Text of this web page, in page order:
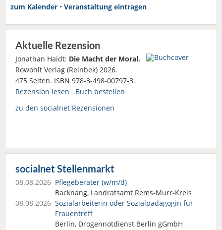
zum Kalender • Veranstaltung eintragen
Aktuelle Rezension
Jonathan Haidt: Die Macht der Moral.
Rowohlt Verlag (Reinbek) 2026.
475 Seiten. ISBN 978-3-498-00797-3.
Rezension lesen
Buch bestellen
zu den socialnet Rezensionen
socialnet Stellenmarkt
08.08.2026 Pflegeberater (w/m/d)
Backnang, Landratsamt Rems-Murr-Kreis
08.08.2026 Sozialarbeiterin oder Sozialpädagogin für
Frauentreff
Berlin, Drogennotdienst Berlin gGmbH